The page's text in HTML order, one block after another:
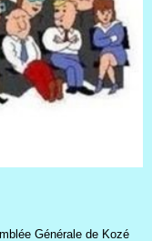
Générale de Kozé